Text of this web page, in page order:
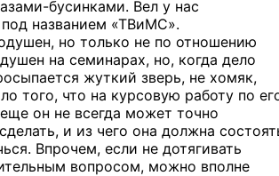
бусинками. Вел у нас
названием «ТВиМС».
но только не по отношению
на семинарах, но, когда дело
жуткий зверь, не хомяк,
того, что на курсовую работу по
он не всегда может точно
и из чего она должна
Впрочем, если не дотягивать
вопросом, можно вполне